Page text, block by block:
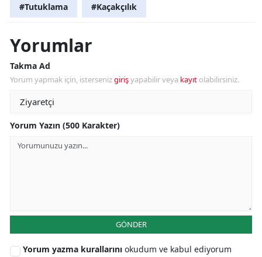
#Tutuklama #Kaçakçılık
Yorumlar
Takma Ad
Yorum yapmak için, istersenizgirişyapabilir veya kayıt olabilirsiniz.
Yorum Yazın (500 Karakter)
GÖNDER
Yorum yazma kurallarını okudum ve kabul ediyorum